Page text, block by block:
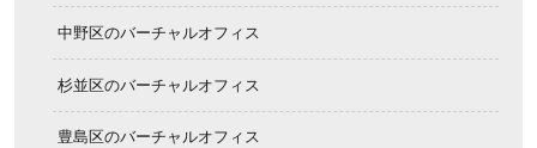
中野区のバーチャルオフィス
杉並区のバーチャルオフィス
豊島区のバーチャルオフィス